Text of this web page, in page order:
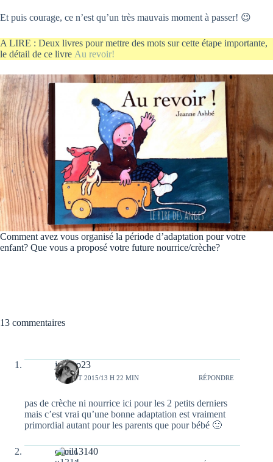
Et puis courage, ce n’est qu’un très mauvais moment à passer! 😉
A LIRE : Deux livres pour mettre des mots sur cette étape importante,
le détail de ce livre Au revoir!
Comment avez vous organisé la période d’adaptation pour votre
enfant? Que vous a proposé votre future nourrice/crèche?
13 commentaires
janeiro23
18 AOÛT 2015/13 H 22 MIN RÉPONDRE
pas de crèche ni nourrice ici pour les 2 petits derniers
mais c’est vrai qu’une bonne adaptation est vraiment
primordial autant pour les parents que pour bébé 🙂
cilou13140